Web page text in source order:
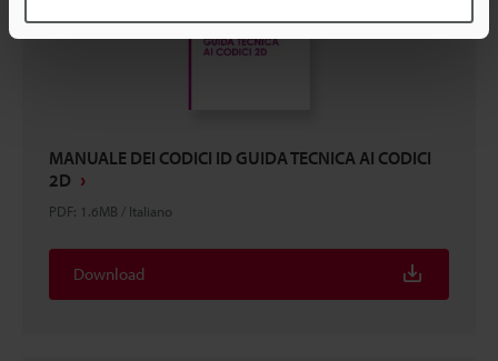
MANUALE DEI CODICI ID GUIDA TECNICA AI CODICI
2D
PDF: 1.6MB / Italiano
Download